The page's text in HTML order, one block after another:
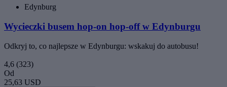
Edynburg
Wycieczki busem hop-on hop-off w Edynburgu
Odkryj to, co najlepsze w Edynburgu: wskakuj do autobusu!
4,6 (323)
Od
25,63 USD